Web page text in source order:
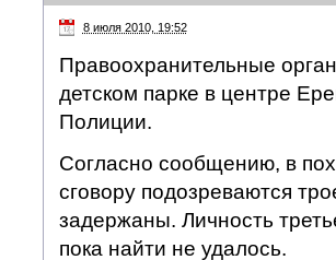
8 июля 2010, 19:52
Правоохранительные
детском парке в центре
Полиции.
Согласно сообщению, в
сговору подозреваются
задержаны. Личность
пока найти не удалось.